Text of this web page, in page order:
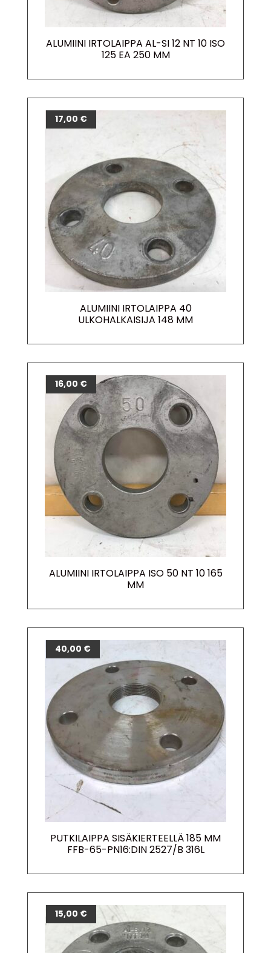
ALUMIINI IRTOLAIPPA AL-SI 12 NT 10 ISO
125 EA 250 MM
ALUMIINI IRTOLAIPPA 40
ULKOHALKAISIJA 148 MM
17,00 €
ALUMIINI IRTOLAIPPA ISO 50 NT 10 165
MM
16,00 €
PUTKILAIPPA SISÄKIERTEELLÄ 185 MM
FFB-65-PN16:DIN 2527/B 316L
40,00 €
15,00 €